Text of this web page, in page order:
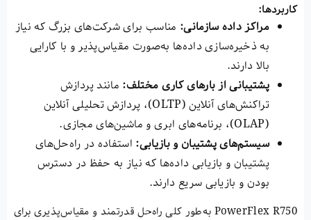
کاربردها:
مراکز داده سازمانی: مناسب برای شرکت‌های بزرگ که نیاز
به ذخیره‌سازی داده‌ها به‌صورت مقیاس‌پذیر و با کارایی
بالا دارند.
پشتیبانی از بارهای کاری مختلف: مانند پردازش
تراکنش‌های آنلاین (OLTP)، پردازش تحلیلی آنلاین
(OLAP)، برنامه‌های ابری و ماشین‌های مجازی.
سیستم‌های پشتیبان و بازیابی: استفاده در راه‌حل‌های
پشتیبان و بازیابی داده‌ها که نیاز به حفظ در دسترس
بودن و بازیابی سریع دارند.
PowerFlex R750 به‌طور کلی راه‌حل قدرتمند و مقیاس‌پذیری برای